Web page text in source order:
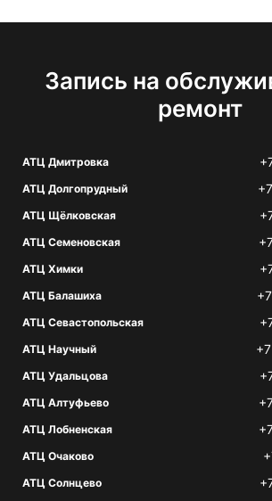
Запись на
ремонт
АТЦ Дмитровка
АТЦ Долгопрудный
АТЦ Щёлковская
АТЦ Семеновская
АТЦ Химки
АТЦ Балашиха
АТЦ Севастопольская
АТЦ Научный
АТЦ Удальцова
АТЦ Алтуфьево
АТЦ Лобненская
АТЦ Очаково
АТЦ Солнцево